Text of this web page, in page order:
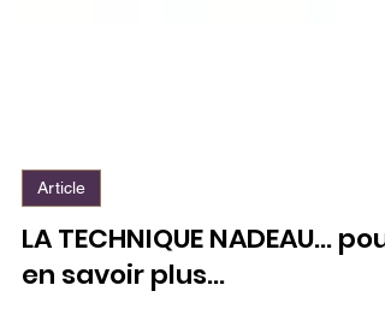
Article
LA TECHNIQUE NADEAU… pour